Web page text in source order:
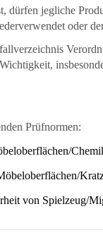
dürfen jegliche
oder
Prüfnormen:
von Spielzeug/